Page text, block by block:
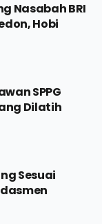
Nasabah BRI
Hobi
SPPG
Dilatih
Sesuai